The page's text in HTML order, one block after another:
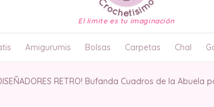
El límite es tu imaginación
Amigurumis Bolsas Carpetas Chal
RETRO! Bufanda Cuadros de la Abuela